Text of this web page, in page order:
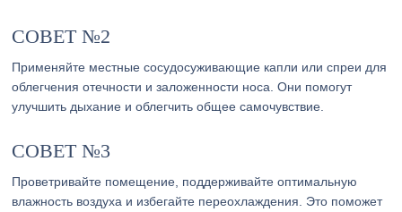
СОВЕТ №2
Применяйте местные сосудосуживающие капли или спреи для
облегчения отечности и заложенности носа. Они помогут
улучшить дыхание и облегчить общее самочувствие.
СОВЕТ №3
Проветривайте помещение, поддерживайте оптимальную
влажность воздуха и избегайте переохлаждения. Это поможет